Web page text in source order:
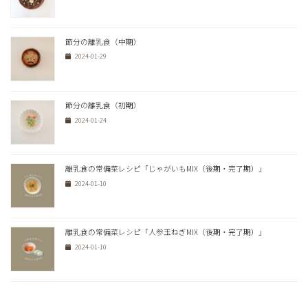
節分の離乳食（中期）
2024-01-29
節分の離乳食（初期）
2024-01-24
離乳食の常備菜レシピ「じゃがいもMIX（後期・完了期）」
2024-01-10
離乳食の常備菜レシピ「人参玉ねぎMIX（後期・完了期）」
2024-01-10